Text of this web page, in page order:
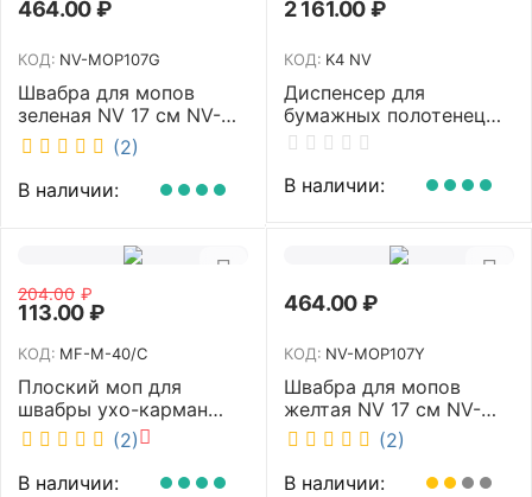
464.00₽
КОД: NV-MOP107G
Швабра для мопов
зеленая NV 17 см NV-
MOP107G (2)
В наличии:
2 161.00₽
КОД: K4 NV
Диспенсер для
бумажных полотенец
NV белый K4 NV
В наличии:
204.00 ₽
113.00₽
КОД: MF-M-40/C
Плоский моп для
швабры ухо-карман
белый 40 см NV MF-M-
40/C
(2)
В наличии:
464.00₽
КОД: NV-MOP107Y
Швабра для мопов
желтая NV 17 см NV-
MOP107Y (2)
В наличии: